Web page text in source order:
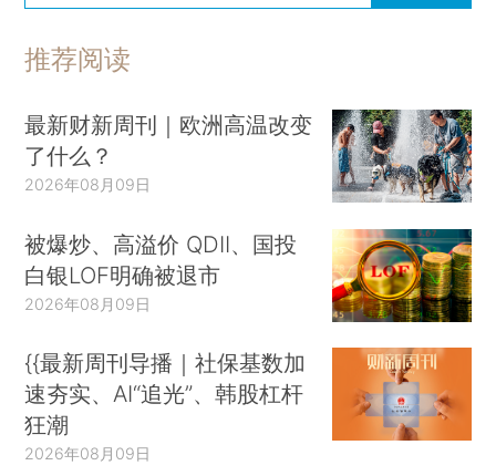
推荐阅读
最新财新周刊｜欧洲高温改变
了什么？
2026年08月09日
被爆炒、高溢价 QDII、国投
白银LOF明确被退市
2026年08月09日
{{最新周刊导播｜社保基数加
速夯实、AI“追光”、韩股杠杆
狂潮
2026年08月09日